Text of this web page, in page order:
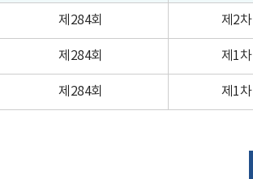
제284회 제2차
제284회 제1차
제284회 제1차